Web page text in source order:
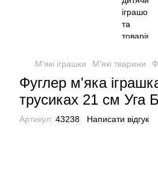
М'які іграшки М'які тварини
Фуглер м'яка
трусиках 21 см Уга
Артикул: 43238 Написати відгук